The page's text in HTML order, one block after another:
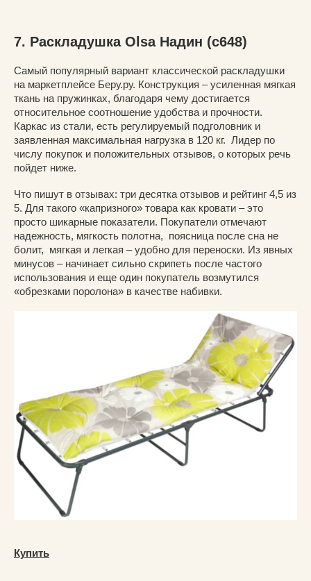
7. Раскладушка Olsa Надин (с648)
Самый популярный вариант классической раскладушки
на маркетплейсе Беру.ру. Конструкция – усиленная мягкая
ткань на пружинках, благодаря чему достигается
относительное соотношение удобства и прочности.
Каркас из стали, есть регулируемый подголовник и
заявленная максимальная нагрузка в 120 кг. Лидер по
числу покупок и положительных отзывов, о которых речь
пойдет ниже.
Что пишут в отзывах: три десятка отзывов и рейтинг 4,5 из
5. Для такого «капризного» товара как кровати – это
просто шикарные показатели. Покупатели отмечают
надежность, мягкость полотна, поясница после сна не
болит, мягкая и легкая – удобно для переноски. Из явных
минусов – начинает сильно скрипеть после частого
использования и еще один покупатель возмутился
«обрезками поролона» в качестве набивки.
Купить